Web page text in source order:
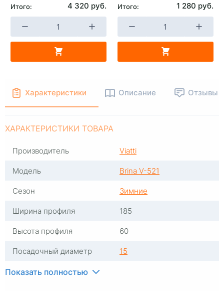
Итого: 4 320 руб. Итого: 1 280 руб.
-
Характеристики Описание Отзывы
ХАРАКТЕРИСТИКИ ТОВАРА
Производитель
Viatti
Модель
Brina V-521
Сезон
Зимние
Ширина профиля
185
Высота профиля
60
Посадочный диаметр
15
Индекс скорости
Показать полностью